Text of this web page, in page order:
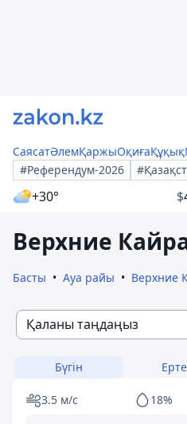
СаясатӘлемҚаржыОқиғаҚұқық
#Референдум-2026
+30° $
Верхние
Басты Ауа райы Верхние
Қаланы таңдаңыз
Бүгін
3.5 м/с 18%